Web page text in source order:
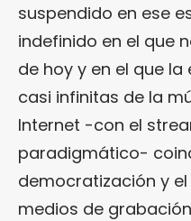
suspendido en ese
indefinido en el que
de hoy y en el que
casi infinitas de la
Internet -con el
paradigmático-
democratización y
medios de